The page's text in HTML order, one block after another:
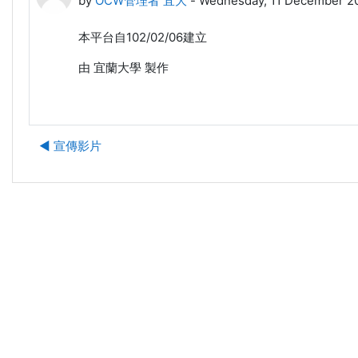
本平台自102/02/06建立
由 宜蘭大學 製作
◀︎ 宣傳影片